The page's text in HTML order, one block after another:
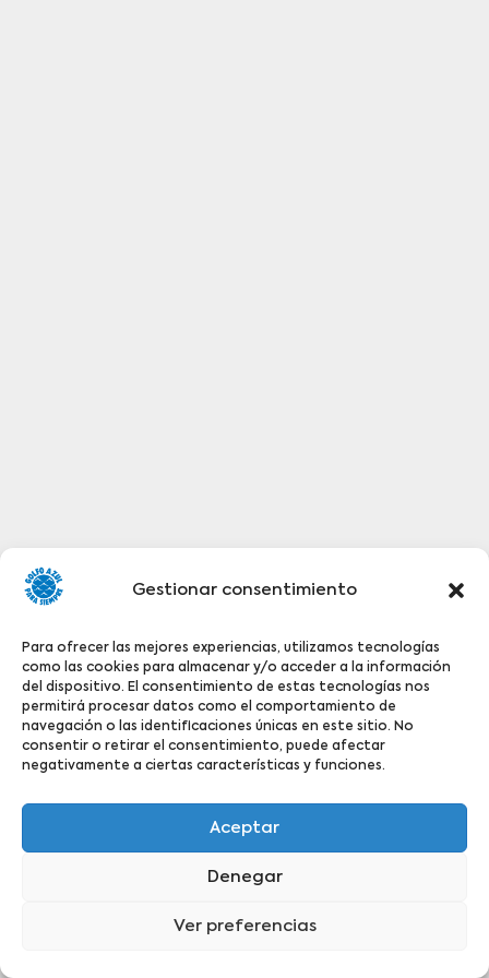
Gestionar consentimiento
Para ofrecer las mejores experiencias, utilizamos tecnologías
como las cookies para almacenar y/o acceder a la información
del dispositivo. El consentimiento de estas tecnologías nos
permitirá procesar datos como el comportamiento de
navegación o las identificaciones únicas en este sitio. No
consentir o retirar el consentimiento, puede afectar
negativamente a ciertas características y funciones.
Aceptar
Denegar
Ver preferencias